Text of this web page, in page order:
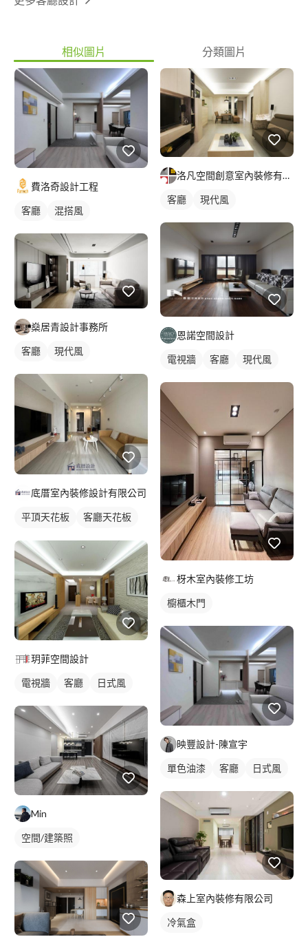
相似圖片 分類圖片
費洛奇設計工程
客廳 混搭風
燊居青設計事務所
客廳 現代風
底厝室內裝修設計有限公司
平頂天花板
客廳天花板
玥菲空間設計
電視牆 客廳 日式風
Min
空間/建築照
洛凡空間創意室內裝修有限公司
客廳 現代風
恩諾空間設計
電視牆 客廳 現代風
枒木室內裝修工坊
櫥櫃木門
映豐設計-陳宣宇
單色油漆 客廳 日式風
森上室內裝修有限公司
冷氣盒